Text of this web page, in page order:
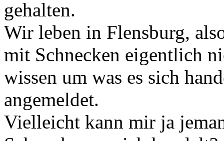
gehalten.
Wir leben in Flensburg,
mit Schnecken eigentlich
wissen um was es sich
angemeldet.
Vielleicht kann mir ja